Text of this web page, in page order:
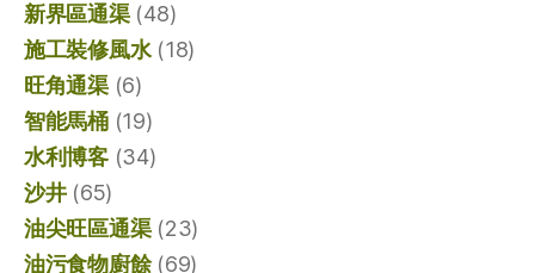
新界區通渠(48)
施工裝修風水(18)
旺角通渠(6)
智能馬桶(19)
水利博客(34)
沙井(65)
油尖旺區通渠(23)
油污食物廚餘(69)